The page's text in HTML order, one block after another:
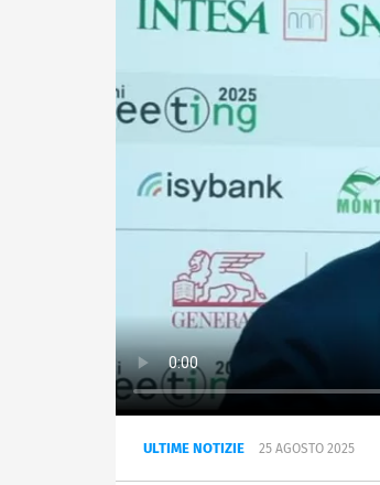
ULTIME NOTIZIE 25 AGOSTO 2025